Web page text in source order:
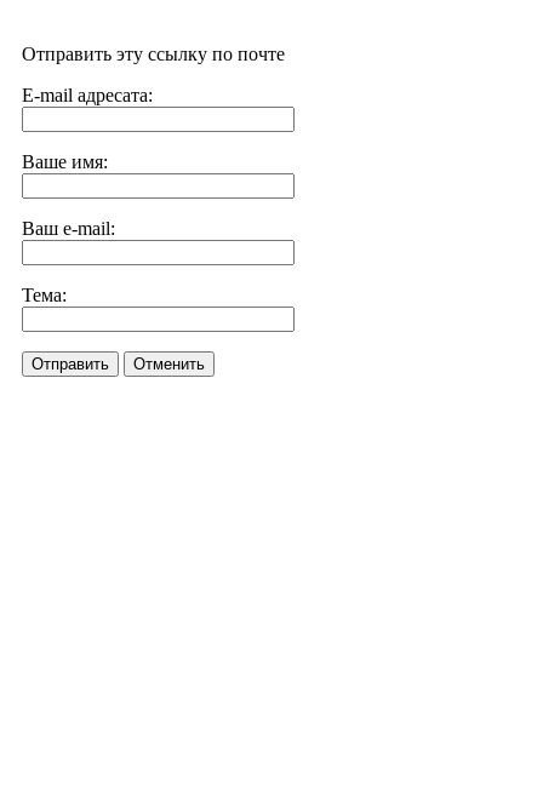
Отправить эту ссылку по почте
E-mail адресата:
Ваше имя:
Ваш e-mail:
Тема:
Отправить Отменить